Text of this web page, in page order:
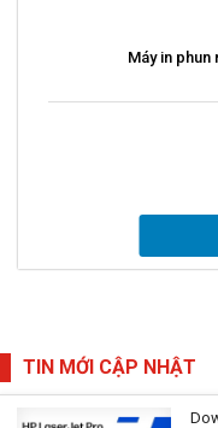
Máy in phun
TIN MỚI CẬP NHẬT